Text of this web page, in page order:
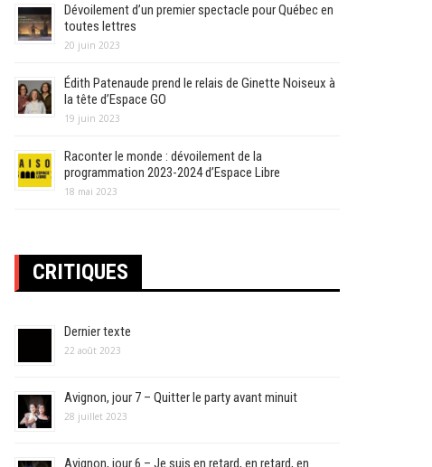
Dévoilement d’un premier spectacle pour Québec en
toutes lettres
20 juin 2023
Édith Patenaude prend le relais de Ginette Noiseux à
la tête d’Espace GO
19 juin 2023
Raconter le monde : dévoilement de la
programmation 2023-2024 d’Espace Libre
18 mai 2023
CRITIQUES
Dernier texte
22 août 2023
Avignon, jour 7 – Quitter le party avant minuit
28 juillet 2023
Avignon, jour 6 – Je suis en retard, en retard, en